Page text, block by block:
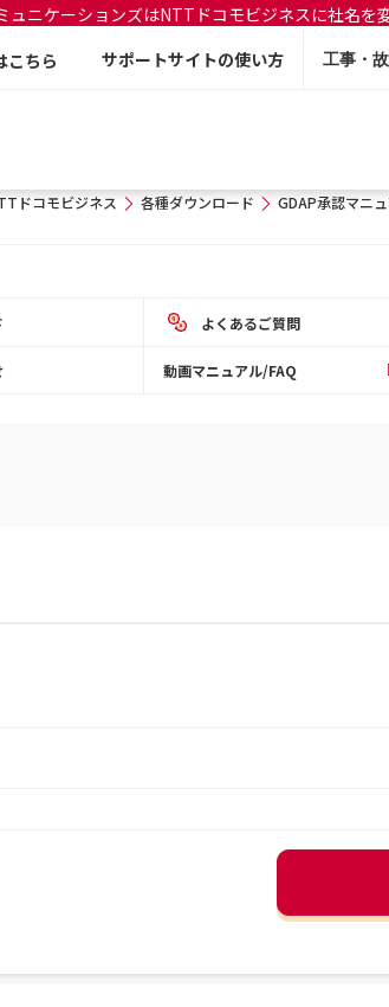
ュニケーションズはNTTドコモビジネスに社名を
こちら サポートサイトの使い方 工事・
ドコモビジネス 各種ダウンロード GDAP承認マニ
よくあるご質問
動画マニュアル/FAQ